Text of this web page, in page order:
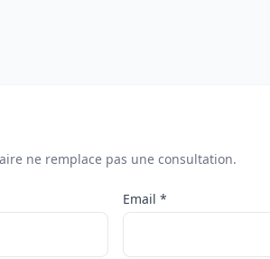
ne remplace pas une consultation.
Email *